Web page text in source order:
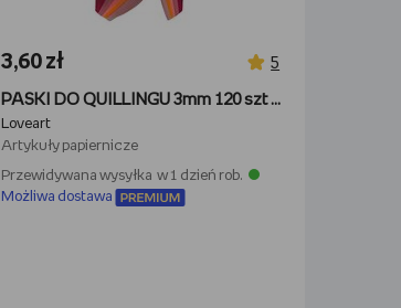
3,60 zł 5
PASKI DO QUILLINGU 3mm 120 szt - odcienie różu
Loveart
Artykuły papiernicze
Przewidywana wysyłka w 1 dzień rob.
Możliwa dostawa